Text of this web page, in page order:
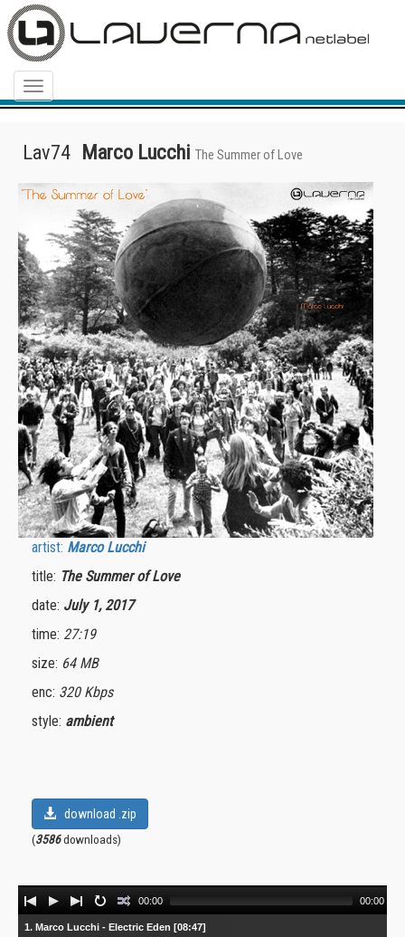
Menu
Lav74 Marco Lucchi The Summer of Love
artist: Marco Lucchi
title: The Summer of Love
date: July 1, 2017
time: 27:19
size: 64 MB
enc: 320 Kbps
style: ambient
download .zip
(3586downloads)
Audio
Player
1. Marco Lucchi - Electric Eden [08:47]
00:00 00:00